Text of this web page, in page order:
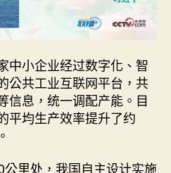
中小企业经过数字化、智
公共工业互联网平台，共
信息，统一调配产能。目
平均生产效率提升了约
里处，我国自主设计实施